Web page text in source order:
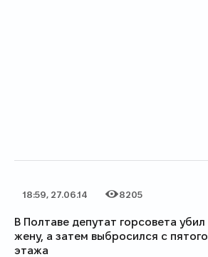
Дата публикации
18:59, 27.06.14
Категория
Количество просмотров
8205
В Полтаве депутат горсовета убил
жену, а затем выбросился с пятого
этажа